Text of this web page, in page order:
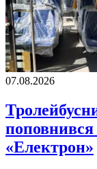
07.08.2026
«Електрон»